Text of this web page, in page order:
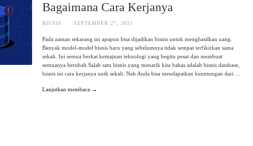
Bagaimana Cara Kerjanya
BISNIS · SEPTEMBER 27, 2021
Pada zaman sekarang ini apapun bisa dijadikan bisnis untuk menghasilkan uang.
Banyak model-model bisnis baru yang sebelumnya tidak sempat terfikirkan sama
sekali. Ini semua berkat kemajuan teknologi yang begitu pesat dan membuat
semuanya berubah.Salah satu bisnis yang menarik kita bahas adalah bisnis database,
bisnis ini cara kerjanya unik sekali. Nah Anda bisa mendapatkan keuntungan dari …
Lanjutkan membaca →